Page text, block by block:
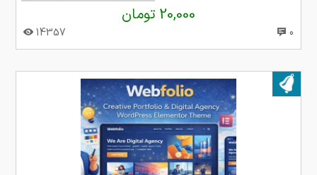
20,000 تومان
0
14357
بروز شده در ۱۲ دی ۱۴۰۴